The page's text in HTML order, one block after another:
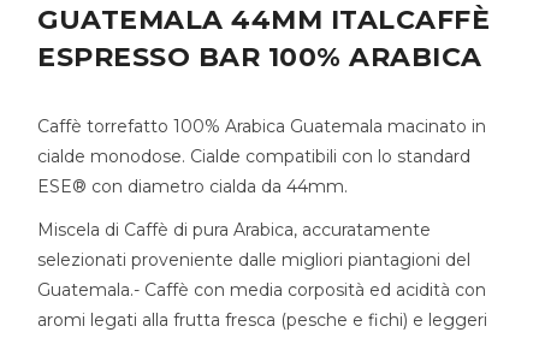
GUATEMALA 44MM ITALCAFFÈ
ESPRESSO BAR 100% ARABICA
Caffè torrefatto 100% Arabica Guatemala macinato in
cialde monodose. Cialde compatibili con lo standard
ESE® con diametro cialda da 44mm.
Miscela di Caffè di pura Arabica, accuratamente
selezionati proveniente dalle migliori piantagioni del
Guatemala.- Caffè con media corposità ed acidità con
aromi legati alla frutta fresca (pesche e fichi) e leggeri